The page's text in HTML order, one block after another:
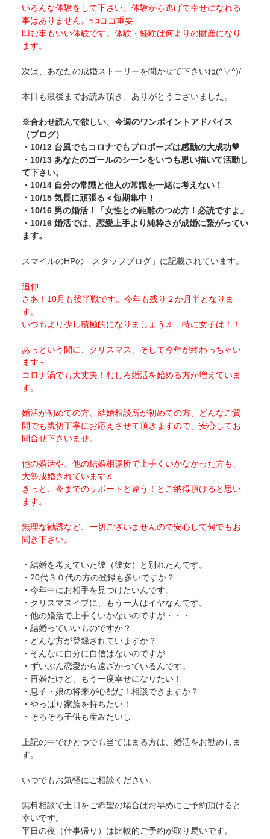
いろんな体験をして下さい。体験から逃げて幸せになれる
事はありません。👈ココ重要
凹む事もいい体験です。体験・経験は何よりの財産になり
ます。
次は、あなたの成婚ストーリーを聞かせて下さいね(^▽^)/
本日も最後までお読み頂き、ありがとうございました。
※合わせ読んで欲しい、今週のワンポイントアドバイス
（ブログ）
・10/12 台風でもコロナでもプロポーズは感動の大成功💖
・10/13 あなたのゴールのシーンをいつも思い描いて活動し
て下さい。
・10/14 自分の常識と他人の常識を一緒に考えない！
・10/15 気長に頑張る＜短期集中！
・10/16 男の婚活！「女性との距離のつめ方！必読ですよ」
・10/16 婚活では、恋愛上手より純粋さが成婚に繋がってい
ます。
スマイルのHPの「スタッフブログ」に記載されています。
追伸
さあ！10月も後半戦です。今年も残り２か月半となりま
す。
いつもより少し積極的になりましょう♬ 特に女子は！！
あっという間に、クリスマス、そして今年が終わっちゃい
ます～
コロナ渦でも大丈夫！むしろ婚活を始める方が増えていま
す。
婚活が初めての方、結婚相談所が初めての方、どんなご質
問でも親切丁寧にお応えさせて頂きますので、安心してお
問合せ下さいませ。
他の婚活や、他の結婚相談所で上手くいかなかった方も、
大勢成婚されています♬
きっと、今までのサポートと違う！とご納得頂けると思い
ます。
無理な勧誘など、一切ございませんので安心して何でもお
聞き下さい。
・結婚を考えていた彼（彼女）と別れたんです。
・20代３０代の方の登録も多いですか？
・今年中にお相手を見つけたいんです。
・クリスマスイブに、もう一人はイヤなんです。
・他の婚活で上手くいかないのですが・・・
・結婚っていいものですか？
・どんな方が登録されていますか？
・そんなに自分に自信はないのですが
・ずいぶん恋愛から遠ざかっているんです。
・再婚だけど、もう一度幸せになりたい！
・息子・娘の将来が心配だ！相談できますか？
・やっぱり家族を持ちたい！
・そろそろ子供も産みたいし
上記の中でひとつでも当てはまる方は、婚活をお勧めしま
す。
いつでもお気軽にご相談ください。
無料相談で土日をご希望の場合はお早めにご予約頂けると
幸いです。
平日の夜（仕事帰り）は比較的ご予約が取り易いです。